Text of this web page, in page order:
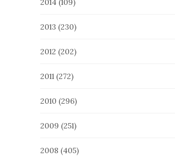
2014 (109)
2013 (230)
2012 (202)
2011 (272)
2010 (296)
2009 (251)
2008 (405)